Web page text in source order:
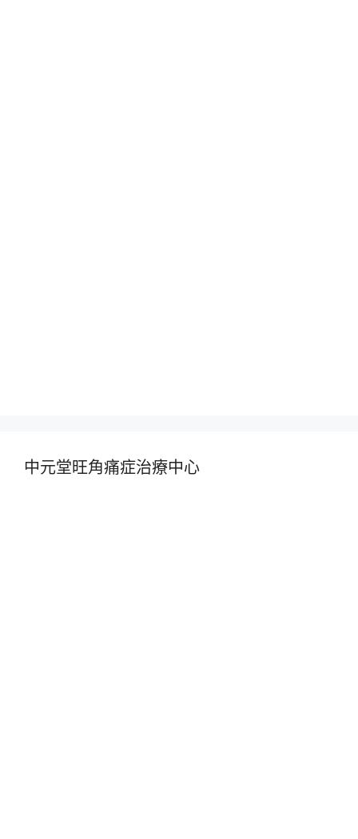
中元堂旺角痛症治療中心